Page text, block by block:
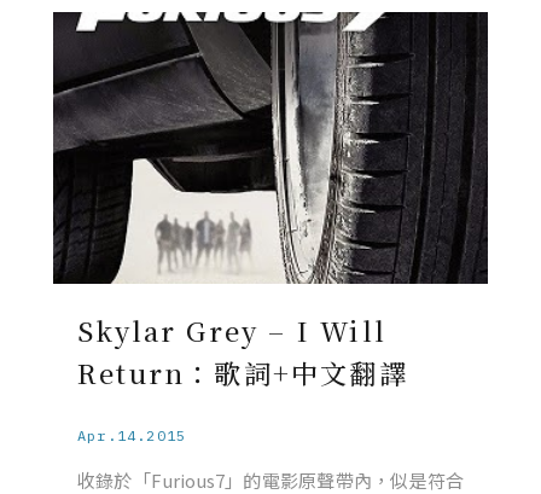
Skylar Grey – I Will
Return：歌詞+中文翻譯
Apr.14.2015
收錄於「Furious7」的電影原聲帶內，似是符合